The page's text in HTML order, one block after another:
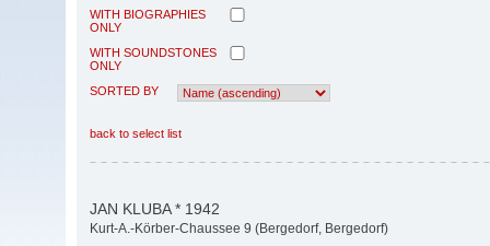
WITH BIOGRAPHIES
ONLY
WITH SOUNDSTONES
ONLY
SORTED BY
back to select list
JAN KLUBA * 1942
Kurt-A.-Körber-Chaussee 9 (Bergedorf, Bergedorf)